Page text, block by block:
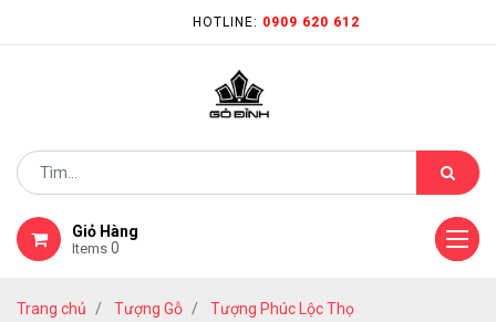
HOTLINE: 0909 620 612
Giỏ Hàng
Items 0
Trang chủ Tượng Gỗ
Tượng Phúc Lộc Thọ